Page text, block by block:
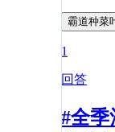
霸道种菜
1
回答
#全